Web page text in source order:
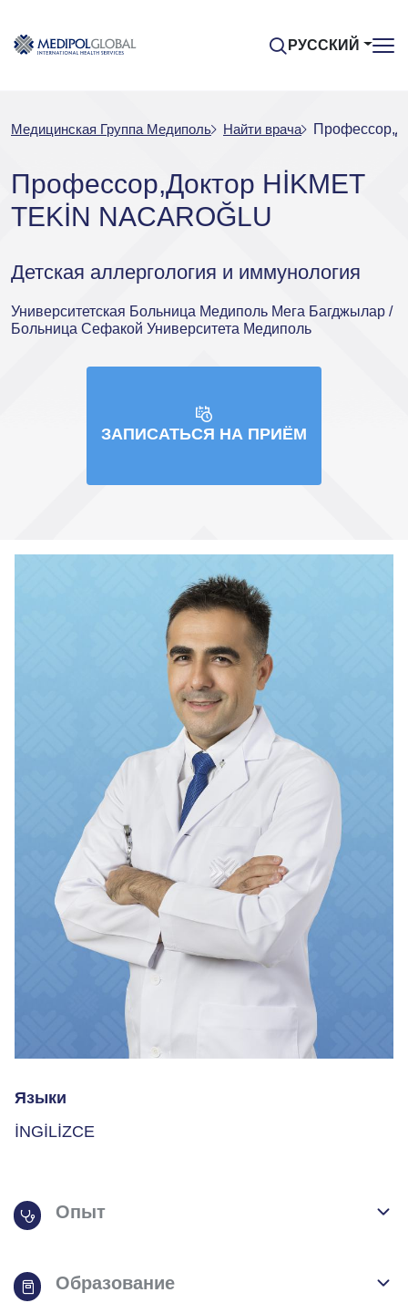
РУССКИЙ
Медицинская Группа Медиполь Найти врача
Профессор,Доктор HİKMET
TEKİN NACAROĞLU
Детская аллергология и иммунология
Университетская Больница Медиполь Мега Багджылар /
Больница Сефакой Университета Медиполь
ЗАПИСАТЬСЯ НА ПРИЁМ
Языки
İNGİLİZCE
Опыт
Образование